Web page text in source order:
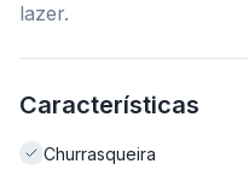
lazer.
Características
Churrasqueira